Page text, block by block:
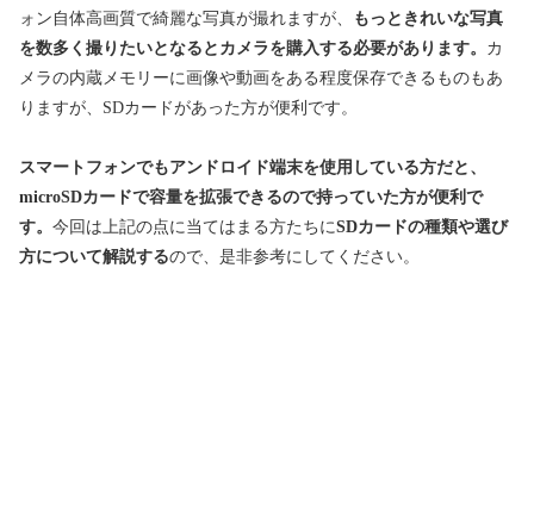
ォン自体高画質で綺麗な写真が撮れますが、
もっときれいな写真
を数多く撮りたいとなるとカメラを購入する必要があります。 カ
メラの内蔵メモリーに画像や動画をある程度保存できるものもあ
りますが、SDカードがあった方が便利です。
スマートフォンでもアンドロイド端末を使用している方だと、
microSDカードで容量を拡張できるので持っていた方が便利で
す。 今回は上記の点に当てはまる方たちにSDカードの種類や選び
方について解説するので、是非参考にしてください。